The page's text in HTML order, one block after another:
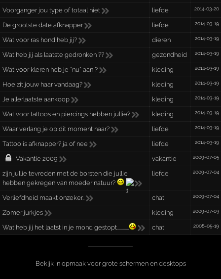
Voorganger jou type of totaal niet liefde 2014-03-20
De grootste date afknapper liefde 2014-03-19
Wat voor ras hond heb jij? dieren 2014-03-19
Wat heb jij als laatste gedronken ?? gezondheid 2014-03-19
Wat voor kleren heb je *nu* aan ? kleding 2014-03-19
Hoe zit jouw haar vandaag? kleding 2014-03-19
Je allerlaatste aankoop kleding 2014-03-19
Wat voor tattoos en piercings hebben jullie? kleding 2014-03-19
Waar verlang je op dit moment naar? liefde 2014-03-19
Tattoo is afknapper? ja of nee liefde 2014-03-19
Vakantie 2009 vakantie 2009-07-05
zijn jullie tevreden met de borsten die jullie
hebben gekregen van moeder natuur?
liefde 2009-07-04
Verliefdheid maakt onzeker.. chat 2009-07-04
Zomer jurkjes kleding 2009-07-03
Wat heb jij het laatst in je mond gestopt............ chat 2008-05-19
Bekijk in opmaak voor grote schermen en desktops